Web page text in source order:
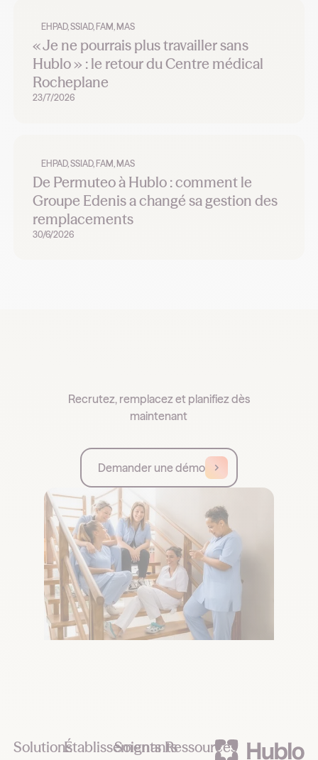
EHPAD, SSIAD, FAM, MAS
« Je ne pourrais plus travailler sans
Hublo » : le retour du Centre médical
Rocheplane
23/7/2026
EHPAD, SSIAD, FAM, MAS
De Permuteo à Hublo : comment le
Groupe Edenis a changé sa gestion des
remplacements
30/6/2026
Recrutez, remplacez et planifiez dès
maintenant
Demander une démo
SolutionsÉtablissements
SoignantsRessources